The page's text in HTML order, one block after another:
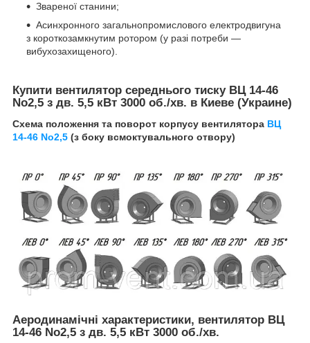
Звареної станини;
Асинхронного загальнопромислового електродвигуна
з короткозамкнутим ротором (у разі потреби —
вибухозахищеного).
Купити вентилятор середнього тиску ВЦ 14-46
No2,5 з дв. 5,5 кВт 3000 об./хв. в Киеве (Украине)
Схема положення та поворот корпусу вентилятора ВЦ
14-46 No2,5 (з боку всмоктувального отвору)
Аеродинамічні характеристики, вентилятор ВЦ
14-46 No2,5 з дв. 5,5 кВт 3000 об./хв. ​